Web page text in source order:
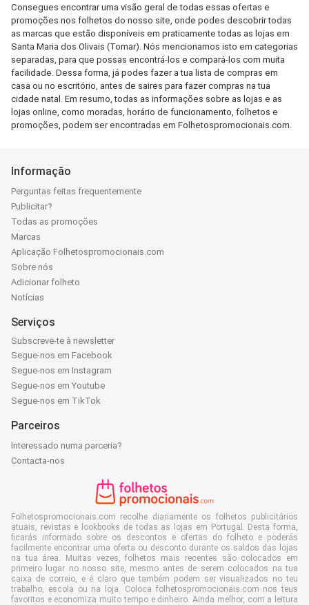
Consegues encontrar uma visão geral de todas essas ofertas e
promoções nos folhetos do nosso site, onde podes descobrir todas
as marcas que estão disponíveis em praticamente todas as lojas em
Santa Maria dos Olivais (Tomar). Nós mencionamos isto em categorias
separadas, para que possas encontrá-los e compará-los com muita
facilidade. Dessa forma, já podes fazer a tua lista de compras em
casa ou no escritório, antes de saires para fazer compras na tua
cidade natal. Em resumo, todas as informações sobre as lojas e as
lojas online, como moradas, horário de funcionamento, folhetos e
promoções, podem ser encontradas em Folhetospromocionais.com.
Informação
Perguntas feitas frequentemente
Publicitar?
Todas as promoções
Marcas
Aplicação Folhetospromocionais.com
Sobre nós
Adicionar folheto
Notícias
Serviços
Subscreve-te à newsletter
Segue-nos em Facebook
Segue-nos em Instagram
Segue-nos em Youtube
Segue-nos em TikTok
Parceiros
Interessado numa parceria?
Contacta-nos
Folhetospromocionais.com recolhe diariamente os folhetos publicitários
atuais, revistas e lookbooks de todas as lojas em Portugal. Desta forma,
ficarás informado sobre os descontos e ofertas do folheto e poderás
facilmente encontrar uma oferta ou desconto durante os saldos das lojas
na tua área. Muitas vezes, folhetos mais recentes são colocados em
primeiro lugar no nosso site, mesmo antes de serem colocados na tua
caixa de correio, e é claro que também podem ser visualizados no teu
trabalho, escola ou na loja. Coloca folhetospromocionais.com nos teus
favoritos e economiza muito tempo e dinheiro. Ainda melhor, com a leitura